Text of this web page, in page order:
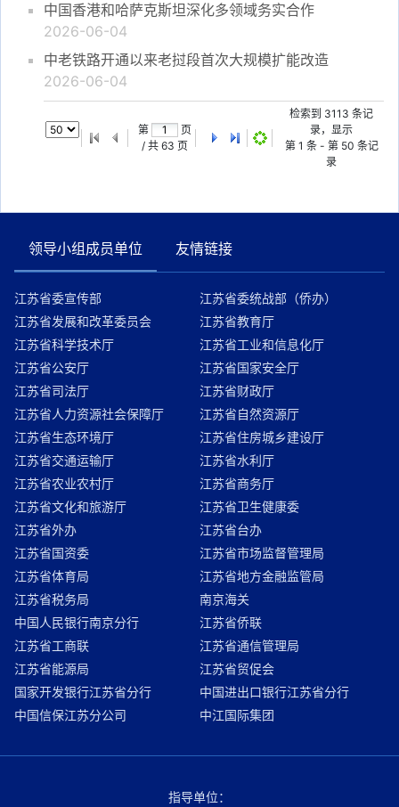
中国香港和哈萨克斯坦深化多领域务实合作
2026-06-04
中老铁路开通以来老挝段首次大规模扩能改造
2026-06-04
第
页
/ 共 63 页
检索到 3113 条记
录，显示
第 1 条 - 第 50 条记
录
领导小组成员单位 友情链接
江苏省委宣传部
江苏省委统战部（侨办）
江苏省发展和改革委员会
江苏省教育厅
江苏省科学技术厅
江苏省工业和信息化厅
江苏省公安厅
江苏省国家安全厅
江苏省司法厅
江苏省财政厅
江苏省人力资源社会保障厅
江苏省自然资源厅
江苏省生态环境厅
江苏省住房城乡建设厅
江苏省交通运输厅
江苏省水利厅
江苏省农业农村厅
江苏省商务厅
江苏省文化和旅游厅
江苏省卫生健康委
江苏省外办
江苏省台办
江苏省国资委
江苏省市场监督管理局
江苏省体育局
江苏省地方金融监管局
江苏省税务局
南京海关
中国人民银行南京分行
江苏省侨联
江苏省工商联
江苏省通信管理局
江苏省能源局
江苏省贸促会
国家开发银行江苏省分行
中国进出口银行江苏省分行
中国信保江苏分公司
中江国际集团
指导单位：